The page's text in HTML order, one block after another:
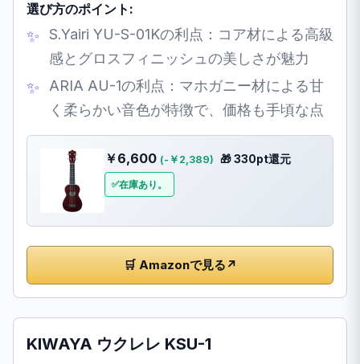
選び方のポイント:
S.Yairi YU-S-01Kの利点：コア材による高級
感とグロスフィニッシュの美しさが魅力
ARIA AU-1の利点：マホガニー材による甘
く柔らかい音色が特徴で、価格も手頃な点
￥6,600 (-￥2,389) 🎁 330pt還元
在庫あり。
🛒 Amazonで見る ↗
KIWAYA ウクレレ KSU-1